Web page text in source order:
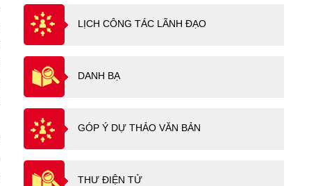
LỊCH CÔNG TÁC LÃNH ĐẠO
DANH BẠ
GÓP Ý DỰ THẢO VĂN BẢN
THƯ ĐIỆN TỬ